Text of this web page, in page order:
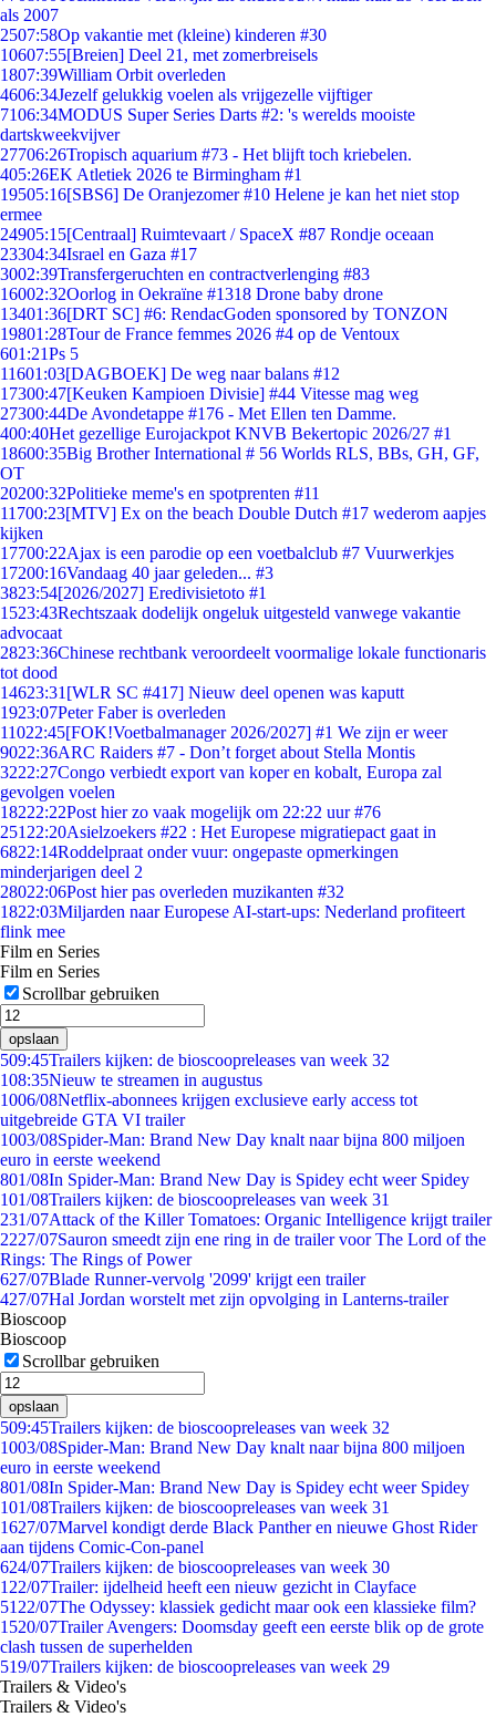
als 2007
2507:58Op vakantie met (kleine) kinderen #30
10607:55[Breien] Deel 21, met zomerbreisels
1807:39William Orbit overleden
4606:34Jezelf gelukkig voelen als vrijgezelle vijftiger
7106:34MODUS Super Series Darts #2: 's werelds mooiste
dartskweekvijver
27706:26Tropisch aquarium #73 - Het blijft toch kriebelen.
405:26EK Atletiek 2026 te Birmingham #1
19505:16[SBS6] De Oranjezomer #10 Helene je kan het niet stop
ermee
24905:15[Centraal] Ruimtevaart / SpaceX #87 Rondje oceaan
23304:34Israel en Gaza #17
3002:39Transfergeruchten en contractverlenging #83
16002:32Oorlog in Oekraïne #1318 Drone baby drone
13401:36[DRT SC] #6: RendacGoden sponsored by TONZON
19801:28Tour de France femmes 2026 #4 op de Ventoux
601:21Ps 5
11601:03[DAGBOEK] De weg naar balans #12
17300:47[Keuken Kampioen Divisie] #44 Vitesse mag weg
27300:44De Avondetappe #176 - Met Ellen ten Damme.
400:40Het gezellige Eurojackpot KNVB Bekertopic 2026/27 #1
18600:35Big Brother International # 56 Worlds RLS, BBs, GH, GF,
OT
20200:32Politieke meme's en spotprenten #11
11700:23[MTV] Ex on the beach Double Dutch #17 wederom aapjes
kijken
17700:22Ajax is een parodie op een voetbalclub #7 Vuurwerkjes
17200:16Vandaag 40 jaar geleden... #3
3823:54[2026/2027] Eredivisietoto #1
1523:43Rechtszaak dodelijk ongeluk uitgesteld vanwege vakantie
advocaat
2823:36Chinese rechtbank veroordeelt voormalige lokale functionaris
tot dood
14623:31 [WLR SC #417] Nieuw deel openen was kaputt
1923:07Peter Faber is overleden
11022:45[FOK!Voetbalmanager 2026/2027] #1 We zijn er weer
9022:36ARC Raiders #7 - Don’t forget about Stella Montis
3222:27Congo verbiedt export van koper en kobalt, Europa zal
gevolgen voelen
18222:22Post hier zo vaak mogelijk om 22:22 uur #76
251 22:20Asielzoekers #22 : Het Europese migratiepact gaat in
6822:14Roddelpraat onder vuur: ongepaste opmerkingen
minderjarigen deel 2
28022:06Post hier pas overleden muzikanten #32
1822:03Miljarden naar Europese AI-start-ups: Nederland profiteert
flink mee
Film en Series
Film en Series
Scrollbar gebruiken
opslaan
509:45Trailers kijken: de bioscoopreleases van week 32
108:35Nieuw te streamen in augustus
1006/08Netflix-abonnees krijgen exclusieve early access tot
uitgebreide GTA VI trailer
1003/08Spider-Man: Brand New Day knalt naar bijna 800 miljoen
euro in eerste weekend
801/08In Spider-Man: Brand New Day is Spidey echt weer Spidey
101/08Trailers kijken: de bioscoopreleases van week 31
231/07Attack of the Killer Tomatoes: Organic Intelligence krijgt trailer
2227/07Sauron smeedt zijn ene ring in de trailer voor The Lord of the
Rings: The Rings of Power
627/07Blade Runner-vervolg '2099' krijgt een trailer
427/07Hal Jordan worstelt met zijn opvolging in Lanterns-trailer
Bioscoop
Bioscoop
Scrollbar gebruiken
opslaan
509:45Trailers kijken: de bioscoopreleases van week 32
1003/08Spider-Man: Brand New Day knalt naar bijna 800 miljoen
euro in eerste weekend
801/08In Spider-Man: Brand New Day is Spidey echt weer Spidey
101/08Trailers kijken: de bioscoopreleases van week 31
1627/07Marvel kondigt derde Black Panther en nieuwe Ghost Rider
aan tijdens Comic-Con-panel
624/07Trailers kijken: de bioscoopreleases van week 30
1 22/07Trailer: ijdelheid heeft een nieuw gezicht in Clayface
51 22/07The Odyssey: klassiek gedicht maar ook een klassieke film?
1520/07Trailer Avengers: Doomsday geeft een eerste blik op de grote
clash tussen de superhelden
519/07Trailers kijken: de bioscoopreleases van week 29
Trailers & Video's
Trailers & Video's